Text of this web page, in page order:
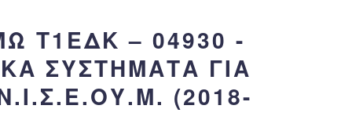
Τ1ΕΔΚ – 04930 -
ΣΥΣΤΉΜΑΤΑ ΓΙΑ
(2018-